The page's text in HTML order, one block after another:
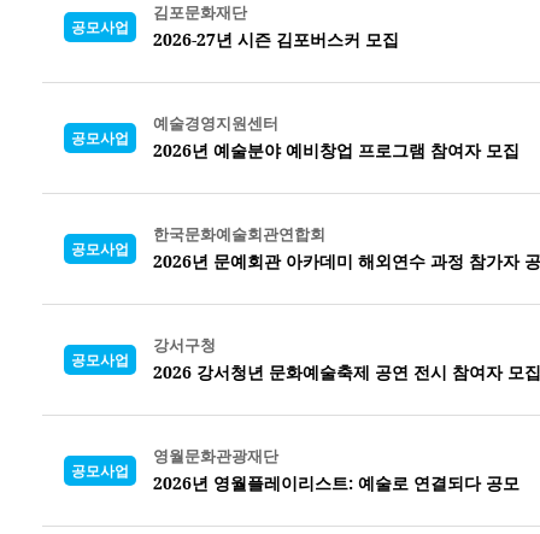
공모사업
김포문화재단
2026-27년 시즌 김포버스커 모집
공모사업
예술경영지원센터
2026년 예술분야 예비창업 프로그램 참여자 모집
공모사업
한국문화예술회관연합회
2026년 문예회관 아카데미 해외연수 과정 참가자
공모사업
강서구청
2026 강서청년 문화예술축제 공연 전시 참여자 모집
공모사업
영월문화관광재단
2026년 영월플레이리스트: 예술로 연결되다 공모